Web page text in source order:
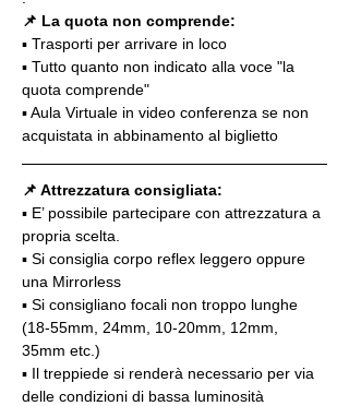
📌 La quota non comprende:
▪️ Trasporti per arrivare in loco
▪️ Tutto quanto non indicato alla voce "la
quota comprende"
▪️ Aula Virtuale in video conferenza se non
acquistata in abbinamento al biglietto
📌 Attrezzatura consigliata:
▪️ E’ possibile partecipare con attrezzatura a
propria scelta.
▪️ Si consiglia corpo reflex leggero oppure
una Mirrorless
▪️ Si consigliano focali non troppo lunghe
(18-55mm, 24mm, 10-20mm, 12mm,
35mm etc.)
▪️ Il treppiede si renderà necessario per via
delle condizioni di bassa luminosità